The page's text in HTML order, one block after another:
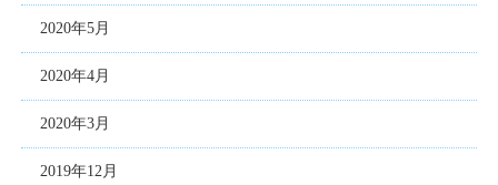
2020年5月
2020年4月
2020年3月
2019年12月